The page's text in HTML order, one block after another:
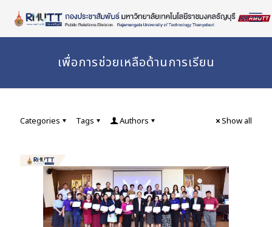
Content
เพื่อการช่วยเหลือด้านการเรียน
Categories Tags Authors Show all